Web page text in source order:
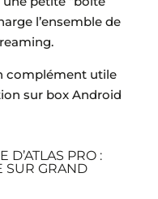
l’ensemble de
complément utile
sur box Android
D’ATLAS PRO :
SUR GRAND